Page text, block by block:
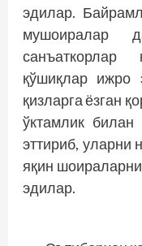
эдилар.
мушоиралар
қўшиқлар
қизларга ёзган
ўктамлик
эттириб, уларни
яқин
эдилар.